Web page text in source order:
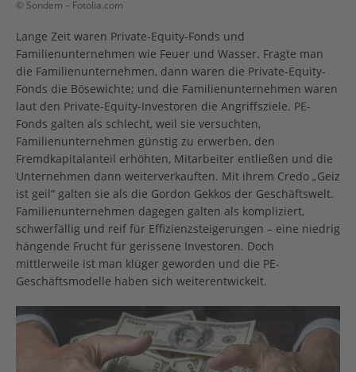
© Sondem – Fotolia.com
Lange Zeit waren Private-Equity-Fonds und
Familienunternehmen wie Feuer und Wasser. Fragte man
die Familienunternehmen, dann waren die Private-Equity-
Fonds die Bösewichte; und die Familienunternehmen waren
laut den Private-Equity-Investoren die Angriffsziele. PE-
Fonds galten als schlecht, weil sie versuchten,
Familienunternehmen günstig zu erwerben, den
Fremdkapitalanteil erhöhten, Mitarbeiter entließen und die
Unternehmen dann weiterverkauften. Mit ihrem Credo „Geiz
ist geil“ galten sie als die Gordon Gekkos der Geschäftswelt.
Familienunternehmen dagegen galten als kompliziert,
schwerfällig und reif für Effizienzsteigerungen – eine niedrig
hängende Frucht für gerissene Investoren. Doch
mittlerweile ist man klüger geworden und die PE-
Geschäftsmodelle haben sich weiterentwickelt.